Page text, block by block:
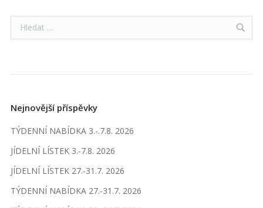
Nejnovější příspěvky
TÝDENNÍ NABÍDKA 3.-.7.8. 2026
JÍDELNÍ LÍSTEK 3.-7.8. 2026
JÍDELNÍ LÍSTEK 27.-31.7. 2026
TÝDENNÍ NABÍDKA 27.-31.7. 2026